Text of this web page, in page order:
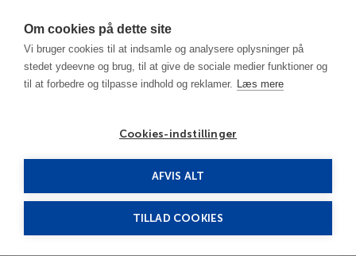
Om cookies på dette site
Vi bruger cookies til at indsamle og analysere oplysninger på
stedet ydeevne og brug, til at give de sociale medier funktioner og
til at forbedre og tilpasse indhold og reklamer. Læs mere
Cookies-indstillinger
AFVIS ALT
TILLAD COOKIES
Dublin - OH
Description